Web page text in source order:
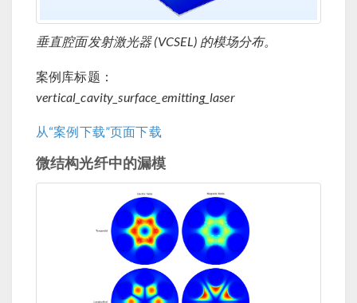
垂直腔面发射激光器 (VCSEL) 的模场分布。
案例库标题：
vertical_cavity_surface_emitting_laser
从“案例下载”页面下载
微结构光纤中的漏模